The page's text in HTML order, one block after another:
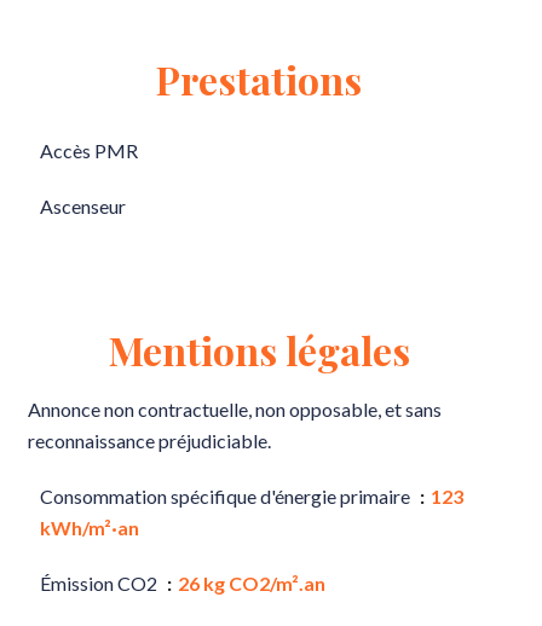
Prestations
Accès PMR
Ascenseur
Mentions légales
Annonce non contractuelle, non opposable, et sans
reconnaissance préjudiciable.
Consommation spécifique d'énergie primaire
123
kWh/m²·an
Émission CO2 26 kg CO2/m².an